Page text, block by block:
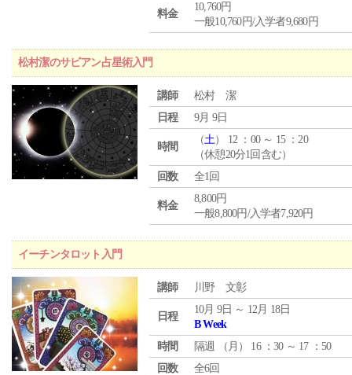
料金
10,760円
一般10,760円/入学者9,680円
松村潔のサビアン占星術入門
講師
松村 潔
日程
9月 9日
時間
（土） 12 ：00 ～ 15 ：20
（休憩20分1回含む）
回数
全1回
料金
8,800円
一般8,800円/入学者7,920円
イーチンタロット入門
講師 川野 文彰
日程
10月 9日 ～ 12月 18日
B Week
時間
隔週 （ 月 ） 16 ：30 ～ 17 ：50
回数
全6回